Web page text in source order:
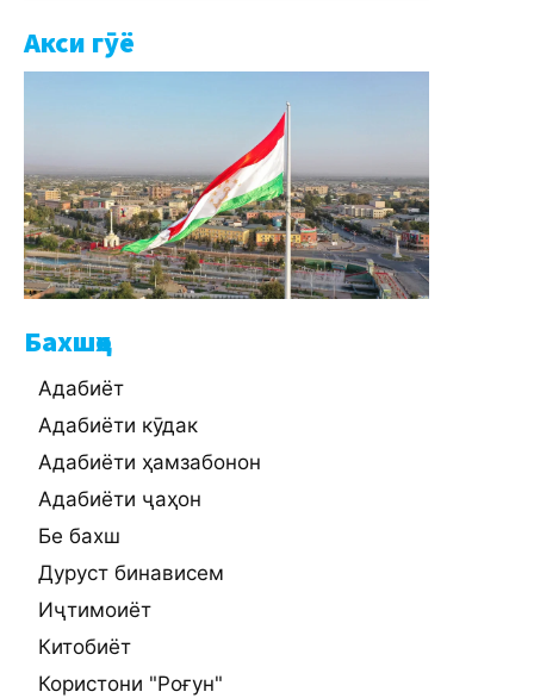
Акси гӯё
Бахшҳо
Адабиёт
Адабиёти кӯдак
Адабиёти ҳамзабонон
Адабиёти ҷаҳон
Бе бахш
Дуруст бинависем
Иҷтимоиёт
Китобиёт
Користони "Роғун"